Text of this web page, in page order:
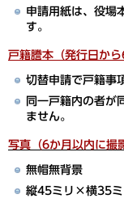
申請用紙は、役場
す。
戸籍謄本（発行日か
切替申請で戸籍事
同一戸籍内の者が
ません。
写真（6か月以内に撮
無帽無背景
縦45ミリ×横35ミ